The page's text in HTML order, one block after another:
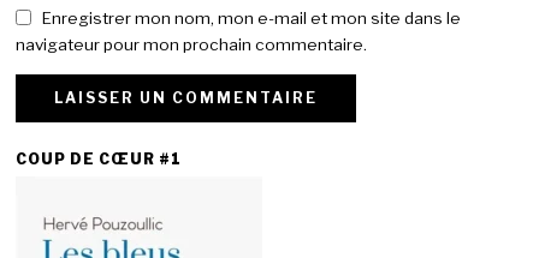
Enregistrer mon nom, mon e-mail et mon site dans le
navigateur pour mon prochain commentaire.
COUP DE CŒUR #1